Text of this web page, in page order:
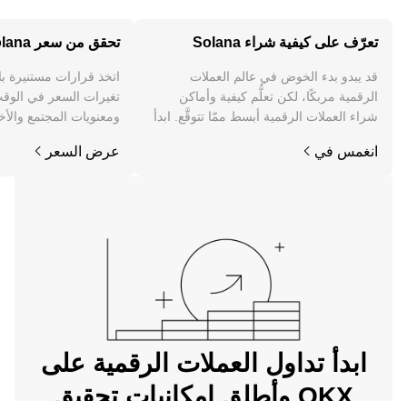
تعرّف على كيفية شراء Solana
قد يبدو بدء الخوض في عالم العملات
الرقمية مربكًا، لكن تعلُّم كيفية وأماكن
شراء العملات الرقمية أبسط ممّا تتوقَّع. ابدأ
الويب.
انغمس في
تحقق من سعر Solana
اتخذ قرارات
ومعنويات المجتمع
عرض السعر
ابدأ تداول العملات الرقمية على